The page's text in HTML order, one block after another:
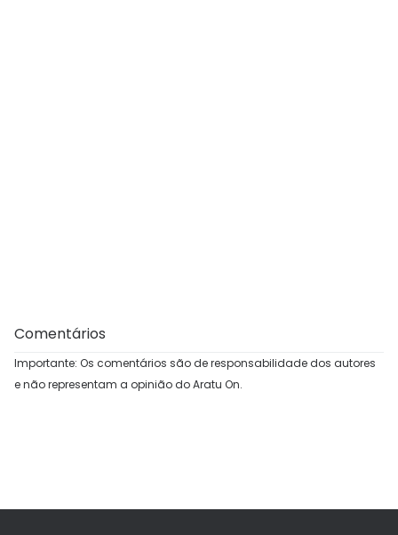
Comentários
Importante: Os comentários são de responsabilidade dos autores
e não representam a opinião do Aratu On.